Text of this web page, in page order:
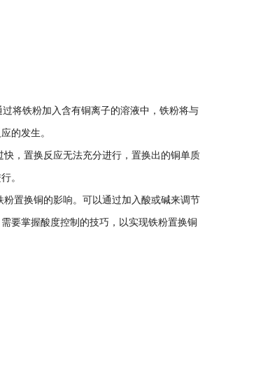
将铁粉加入含有铜离子的溶液中，铁粉将与
的发生。
，置换反应无法充分进行，置换出的铜单质
。
置换铜的影响。可以通过加入酸或碱来调节
要掌握酸度控制的技巧，以实现铁粉置换铜